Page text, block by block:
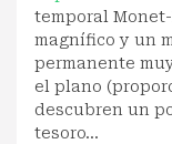
temporal
magnífico y un
permanente
el plano
descubren un
tesoro...